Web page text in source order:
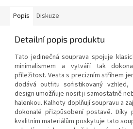
Popis Diskuze
Detailní popis produktu
Tato jedinečná souprava spojuje
minimalismem a vytváří tak
příležitost. Vesta s precizním střihem
dodává outfitu sofistikovaný vzhled,
design umožňuje nosit ji samostatně
halenkou. Kalhoty doplňují soupravu a
dokonalé přizpůsobení postavě. Díky
kvalitním materiálům poskytuje tato